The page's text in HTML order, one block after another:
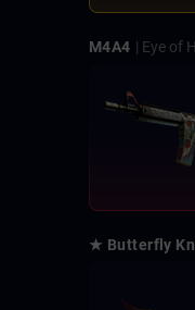
M4A4 | Eye of
★ Butterfly